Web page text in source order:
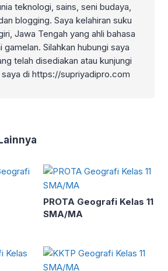
teknologi, sains, seni budaya,
blogging. Saya kelahiran suku
Jawa Tengah yang ahli bahasa
gamelan. Silahkan hubungi saya
telah disediakan atau kunjungi
di https://supriyadipro.com
PROTA Geografi Kelas 11
SMA/MA